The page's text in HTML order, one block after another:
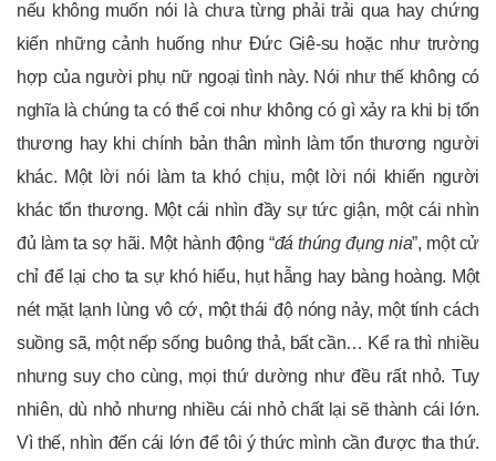
nếu không muốn nói là chưa từng phải trải qua hay chứng
kiến những cảnh huống như Đức Giê-su hoặc như trường
hợp của người phụ nữ ngoại tình này. Nói như thế không có
nghĩa là chúng ta có thể coi như không có gì xảy ra khi bị tổn
thương hay khi chính bản thân mình làm tổn thương người
khác. Một lời nói làm ta khó chịu, một lời nói khiến người
khác tổn thương. Một cái nhìn đầy sự tức giận, một cái nhìn
đủ làm ta sợ hãi. Một hành động “đá thúng đụng nia”, một cử
chỉ để lại cho ta sự khó hiểu, hụt hẫng hay bàng hoàng. Một
nét mặt lạnh lùng vô cớ, một thái độ nóng nảy, một tính cách
suồng sã, một nếp sống buông thả, bất cần… Kể ra thì nhiều
nhưng suy cho cùng, mọi thứ dường như đều rất nhỏ. Tuy
nhiên, dù nhỏ nhưng nhiều cái nhỏ chất lại sẽ thành cái lớn.
Vì thế, nhìn đến cái lớn để tôi ý thức mình cần được tha thứ.